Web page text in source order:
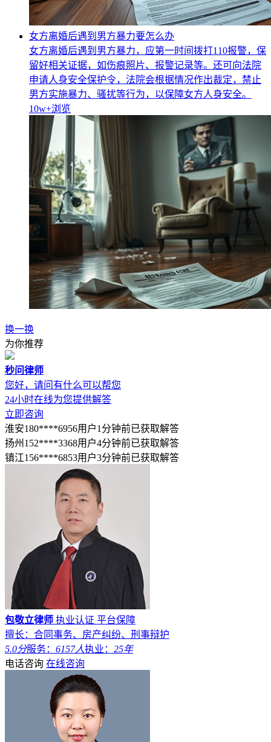
女方离婚后遇到男方暴力要怎么办
女方离婚后遇到男方暴力，应第一时间拨打110报警，保
留好相关证据，如伤痕照片、报警记录等。还可向法院
申请人身安全保护令，法院会根据情况作出裁定，禁止
男方实施暴力、骚扰等行为，以保障女方人身安全。
10w+浏览
换一换
为你推荐
秒问律师
您好，请问有什么可以帮您
24小时在线为您提供解答
立即咨询
淮安180****6956用户1分钟前已获取解答
扬州152****3368用户4分钟前已获取解答
镇江156****6853用户3分钟前已获取解答
包敬立律师 执业认证 平台保障
擅长：合同事务、房产纠纷、刑事辩护
5.0分服务： 6157人执业： 25年
电话咨询 在线咨询